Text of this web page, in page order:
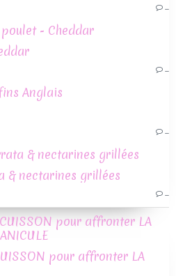
…
poulet - Cheddar
…
Anglais
…
& nectarines grillées
…
CUISSON pour affronter LA